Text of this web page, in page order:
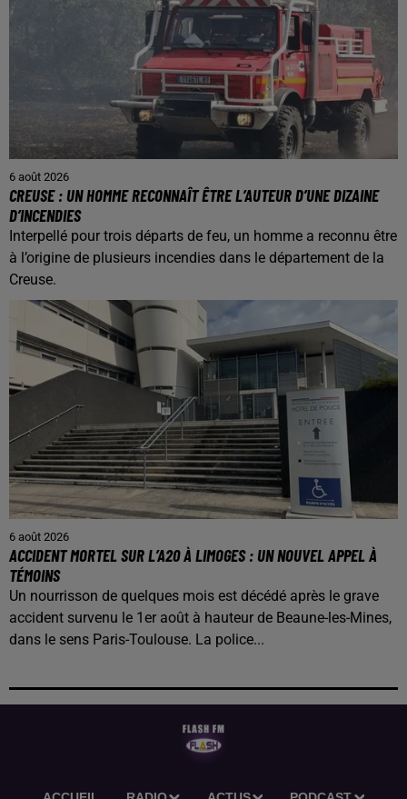
6 août 2026
CREUSE : UN HOMME RECONNAÎT ÊTRE L’AUTEUR D’UNE DIZAINE
D’INCENDIES
Interpellé pour trois départs de feu, un homme a reconnu être
à l’origine de plusieurs incendies dans le département de la
Creuse.
6 août 2026
ACCIDENT MORTEL SUR L’A20 À LIMOGES : UN NOUVEL APPEL À
TÉMOINS
Un nourrisson de quelques mois est décédé après le grave
accident survenu le 1er août à hauteur de Beaune-les-Mines,
dans le sens Paris-Toulouse. La police...